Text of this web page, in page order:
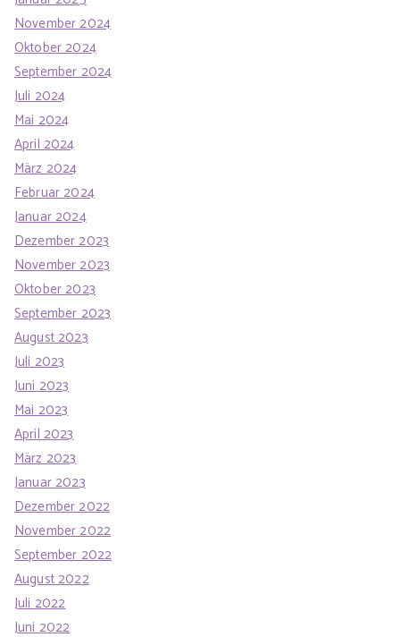
November 2024
Oktober 2024
September 2024
Juli 2024
Mai 2024
April 2024
März 2024
Februar 2024
Januar 2024
Dezember 2023
November 2023
Oktober 2023
September 2023
August 2023
Juli 2023
Juni 2023
Mai 2023
April 2023
März 2023
Januar 2023
Dezember 2022
November 2022
September 2022
August 2022
Juli 2022
Juni 2022